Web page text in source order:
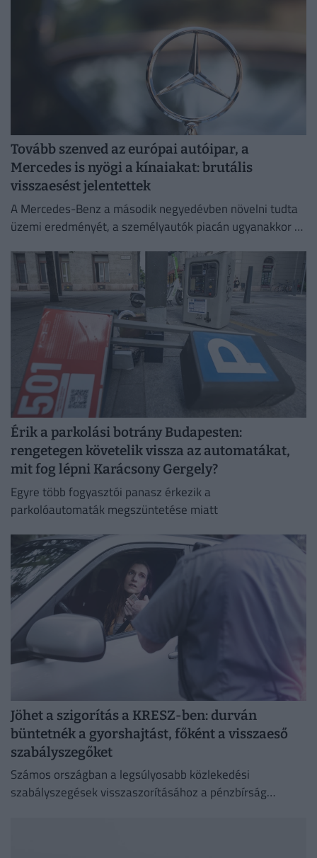
Tovább szenved az európai autóipar, a
Mercedes is nyögi a kínaiakat: brutális
visszaesést jelentettek
A Mercedes-Benz a második negyedévben növelni tudta
üzemi eredményét, a személyautók piacán ugyanakkor –
romlott a jövedelmezőség.
Érik a parkolási botrány Budapesten:
rengetegen követelik vissza az automatákat,
mit fog lépni Karácsony Gergely?
Egyre több fogyasztói panasz érkezik a
parkolóautomaták megszüntetése miatt
Jöhet a szigorítás a KRESZ-ben: durván
büntetnék a gyorshajtást, főként a visszaeső
szabályszegőket
Számos országban a legsúlyosabb közlekedési
szabályszegések visszaszorításához a pénzbírság